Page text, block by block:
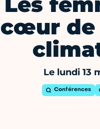
cœur de
Le lundi 13
Conférences